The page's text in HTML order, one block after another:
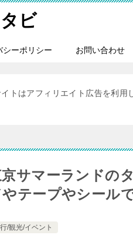
ビ
シーポリシー お問い合わせ
トはアフィリエイト広告を利用
サマーランドの
やテープやシール
/観光/イベント